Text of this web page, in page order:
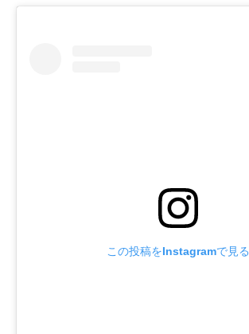
この投稿をInstagramで見る